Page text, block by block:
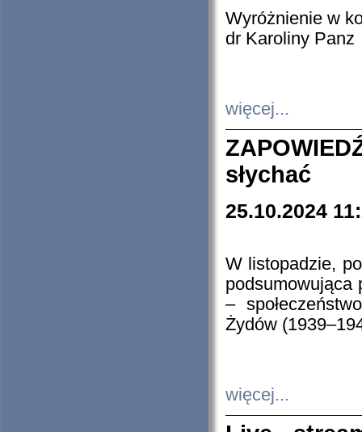
Wyróżnienie w
dr Karoliny Panz
więcej...
słychać
25.10.2024
W listopadzie,
podsumowująca
–
Żydów
więcej...